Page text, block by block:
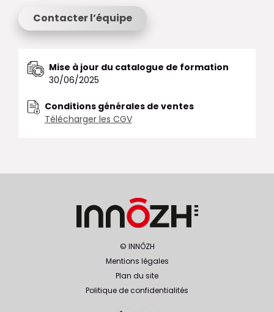
Contacter l’équipe
Mise à jour du catalogue de formation
30/06/2025
Conditions générales de ventes
Télécharger les CGV
© INNÔZH
Mentions légales
Plan du site
Politique de confidentialités